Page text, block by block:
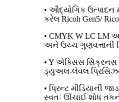
• ઔદ્યોગિક ઉત્પાદન
કરેલ Ricoh Gen5/
• CMYK W LC LM
અને ઉચ્ચ ગુણવત્તાની
• Y એક્સિસ
ડ્યુઅલ-લેવલ
• પ્રિન્ટ મીડિયાની
સ્વતઃ ઊંચાઈ શોધ